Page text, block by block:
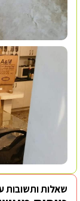
שאלות ותשובות